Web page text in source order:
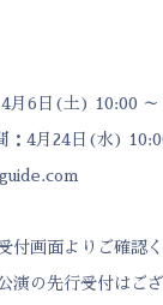
月6日(土) 10:00
：4月24日(水)
画面よりご確認く
の先行受付はご